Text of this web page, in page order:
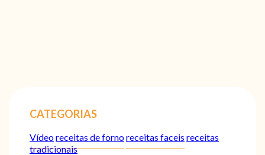
CATEGORIAS
Vídeoreceitas de fornoreceitas faceis receitas
tradicionais